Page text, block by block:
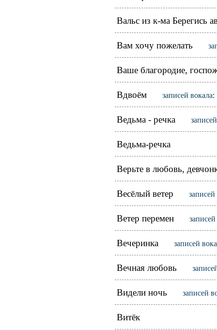
Вальс из к-ма Берегись
Вам хочу пожелать
Ваше благородие,
Вдвоём записей вокала:
Ведьма - речка
Ведьма-речка
Верьте в любовь,
Весёлый ветер записей
Ветер перемен
Вечеринка записей
Вечная любовь
Видели ночь записей
Витёк